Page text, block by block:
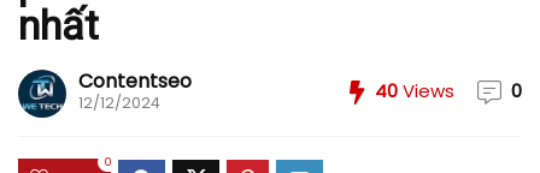
nhất
Contentseo
12/12/2024 40Views 0
0